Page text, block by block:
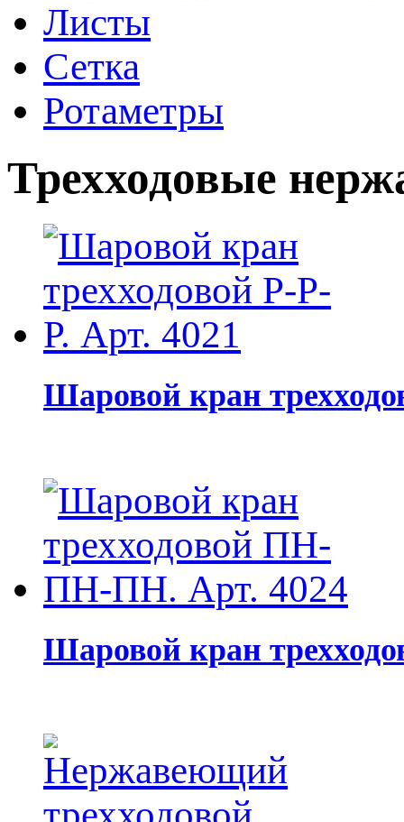
Листы
Сетка
Ротаметры
Трехходовые
Шаровой кран
Шаровой кран